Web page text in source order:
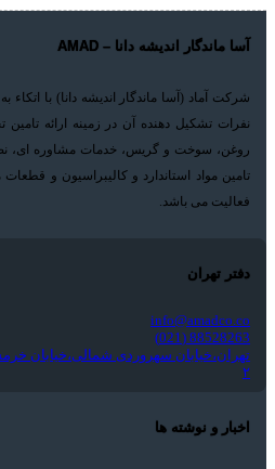
آسا ماندگار اندیشه دانا – AMAD
شرکت آماد (آسا ماندگار اندیشه دانا) با
نفرات تشکیل دهنده آن در زمینه ارائه تامین
روغن، سوخت و گریس، خدمات مشاوره ای،
تامین مواد استاندارد و کالیبراسیون و
فعالیت می باشد.
دفتر تهران
info@amadco.co
88528263 (021)
۲
اخبار و نوشته ها